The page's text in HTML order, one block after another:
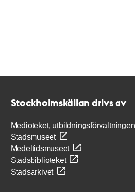
Stockholmskällan drivs av
Medioteket, utbildningsförvaltningen
Stadsmuseet
Medeltidsmuseet
Stadsbiblioteket
Stadsarkivet